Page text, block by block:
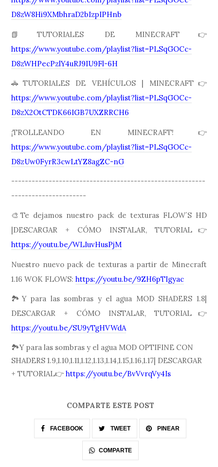
D8zW8Hi9XMbhraD2bIzpIPHnb
📗TUTORIALES DE MINECRAFT👉
https://www.youtube.com/playlist?list=PLSqGOCc-
D8zWHPecPzlY4uRJ9IU9Fl-6H
🚓TUTORIALES DE VEHÍCULOS | MINECRAFT👉
https://www.youtube.com/playlist?list=PLSqGOCc-
D8zX2OtCTDK66IGB7UXZRRCH6
¡TROLLEANDO EN MINECRAFT!👉
https://www.youtube.com/playlist?list=PLSqGOCc-
D8zUw0FyrR3cwLtYZ8agZC-nG
---------------------------------------------------------
----------------------
🎨Te dejamos nuestro pack de texturas FLOW´S HD
|DESCARGAR + CÓMO INSTALAR, TUTORIAL👉
https://youtu.be/WLIuvHusPjM
Nuestro nuevo pack de texturas a partir de Minecraft
1.16 WOK FLOWS:https://youtu.be/9ZH6pTIgyac
🏞Y para las sombras y el agua MOD SHADERS 1.8|
DESCARGAR + CÓMO INSTALAR, TUTORIAL👉
https://youtu.be/SU9yTgHVWdA
🏞Y para las sombras y el agua MOD OPTIFINE CON
SHADERS 1.9,1.10,1.11,1.12,1.13,1.14,1.15,1.16,1.17| DESCARGAR
+ TUTORIAL👉https://youtu.be/BvVvrqVy4Is
COMPARTE ESTE POST
FACEBOOK TWEET PINEAR
COMPARTE